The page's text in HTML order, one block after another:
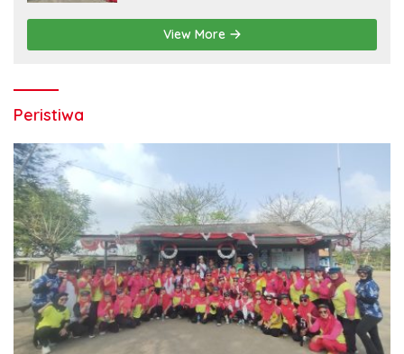
View More
Peristiwa